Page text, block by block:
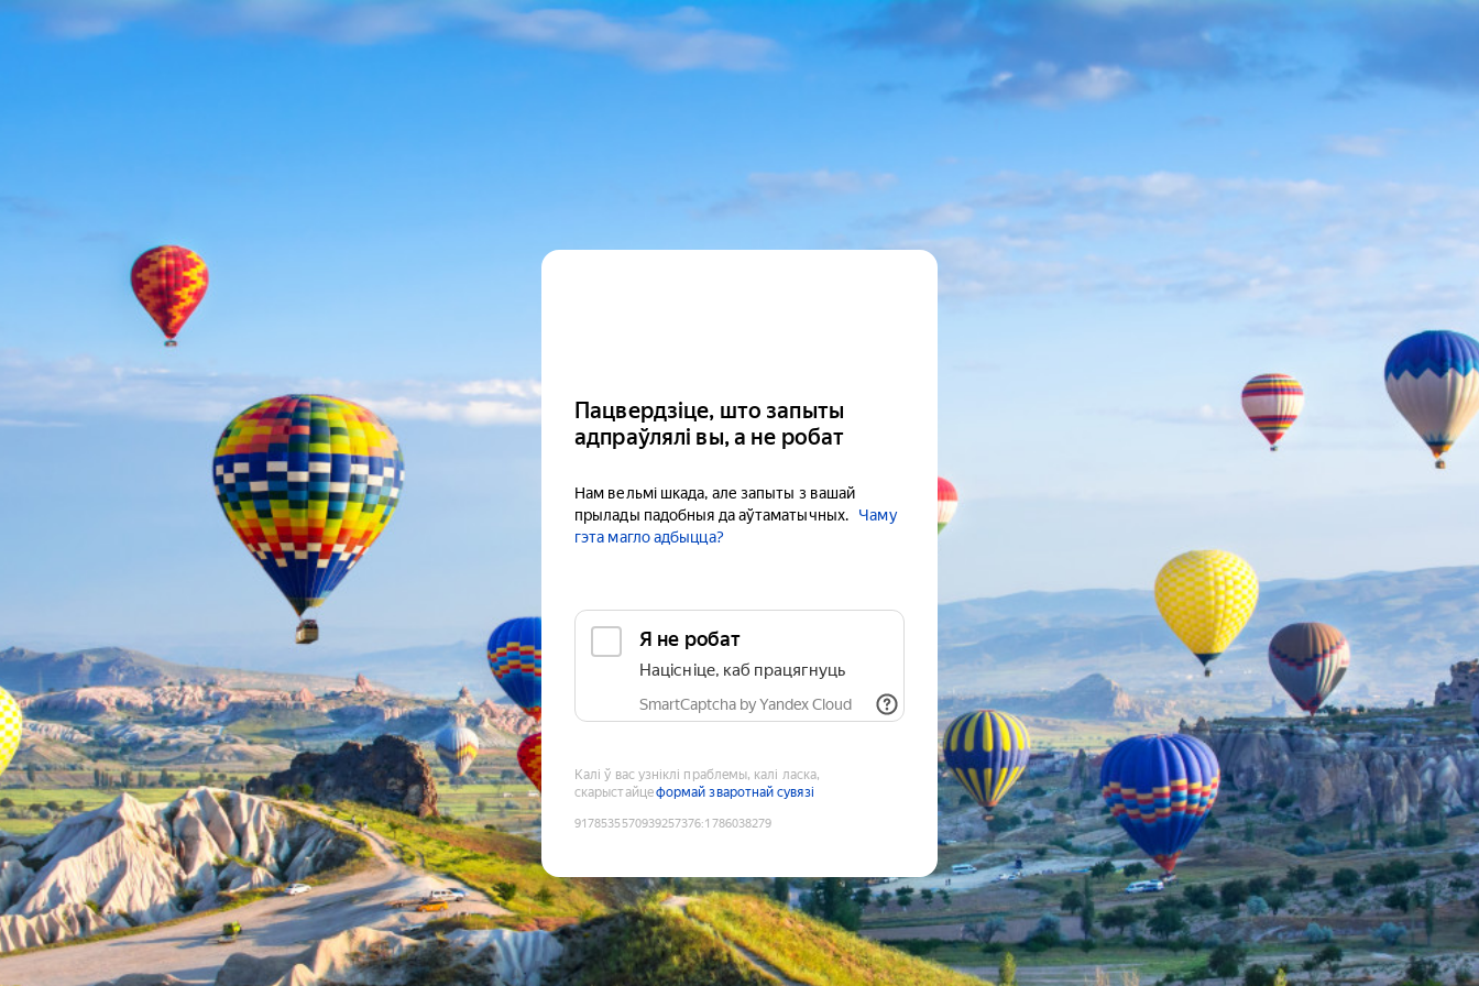
Пацвердзіце, што запыты
адпраўлялі вы, а не робат
Нам вельмі шкада, але запыты з вашай
прылады падобныя да аўтаматычных.
Чаму
гэта магло адбыцца?
Я не робат
Націсніце, каб працягнуць
SmartCaptcha by Yandex Cloud
Калі ў вас узніклі праблемы, калі ласка,
скарыстайцеформай зваротнай сувязі
9178535570939257376:1786038279